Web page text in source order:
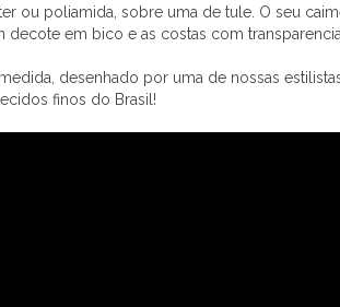
ou poliamida, sobre uma de tule. O seu
em bico e as costas com
desenhado por uma de nossas
finos do Brasil!